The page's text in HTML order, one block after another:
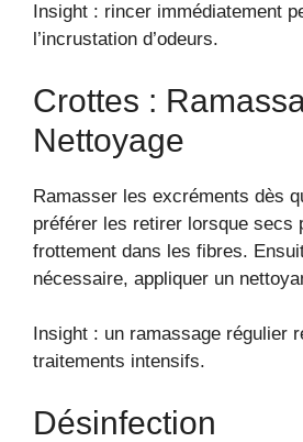
Insight : rincer immédiatement
l’incrustation d’odeurs.
Crottes :
Nettoyage
Ramasser les excréments dès
préférer les retirer lorsque secs
frottement dans les fibres.
nécessaire, appliquer un
Insight : un ramassage régulier
traitements intensifs.
Désinfection